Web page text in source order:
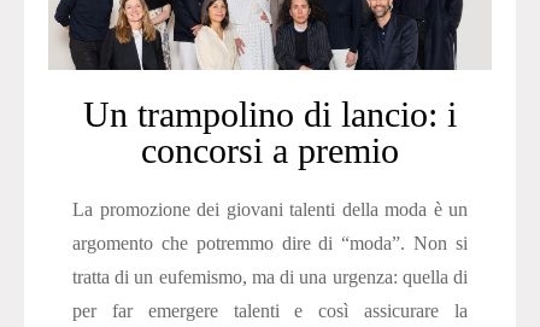
Un trampolino di lancio: i
concorsi a premio
La promozione dei giovani talenti della moda è un
argomento che potremmo dire di “moda”. Non si
tratta di un eufemismo, ma di una urgenza: quella di
per far emergere talenti e così assicurare la